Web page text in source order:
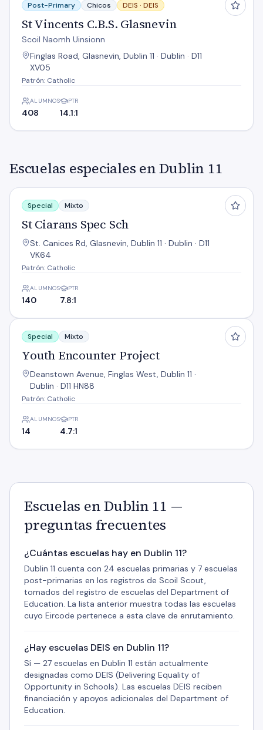
Post-Primary Chicos DEIS · DEIS
St Vincents C.B.S. Glasnevin
Scoil Naomh Uinsionn
Finglas Road, Glasnevin, Dublin 11 · Dublin · D11
XV05
Patrón: Catholic
ALUMNOS
408
PTR
14.1:1
Escuelas especiales en Dublin 11
St Ciarans Spec Sch
Special Mixto
St Ciarans Spec Sch
St. Canices Rd, Glasnevin, Dublin 11 · Dublin · D11
VK64
Patrón: Catholic
ALUMNOS
140
PTR
7.8:1
Youth Encounter Project
Special Mixto
Youth Encounter Project
Deanstown Avenue, Finglas West, Dublin 11 ·
Dublin · D11 HN88
Patrón: Catholic
ALUMNOS
14
PTR
4.7:1
Escuelas en Dublin 11 —
preguntas frecuentes
¿Cuántas escuelas hay en Dublin 11?
Dublin 11 cuenta con 24 escuelas primarias y 7 escuelas
post-primarias en los registros de Scoil Scout,
tomados del registro de escuelas del Department of
Education. La lista anterior muestra todas las escuelas
cuyo Eircode pertenece a esta clave de enrutamiento.
¿Hay escuelas DEIS en Dublin 11?
Sí — 27 escuelas en Dublin 11 están actualmente
designadas como DEIS (Delivering Equality of
Opportunity in Schools). Las escuelas DEIS reciben
financiación y apoyos adicionales del Department of
Education.